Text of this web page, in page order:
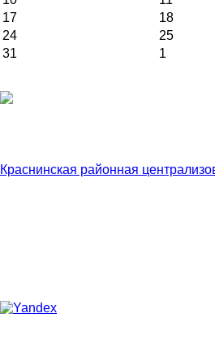
17
18
24
25
31
1
Краснинская районная